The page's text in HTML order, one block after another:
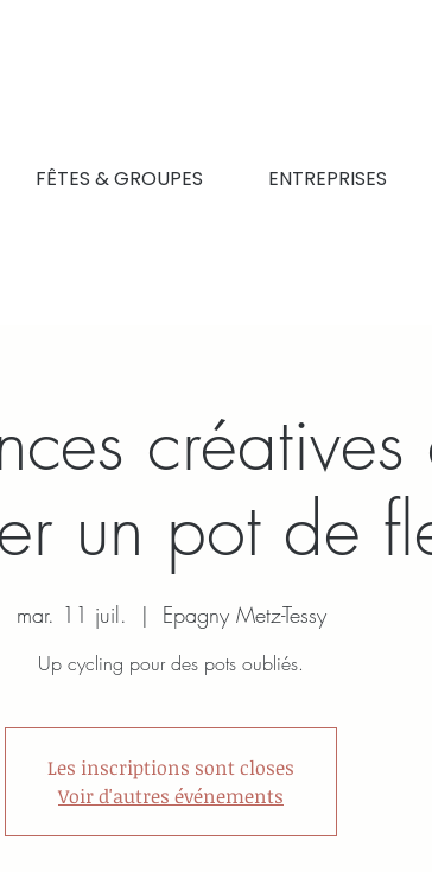
FÊTES & GROUPES ENTREPRISES
un pot de
mar. 11 juil.
  |
Epagny Metz-Tessy
Up cycling pour des pots oubliés.
Les inscriptions sont closes
Voir d'autres événements